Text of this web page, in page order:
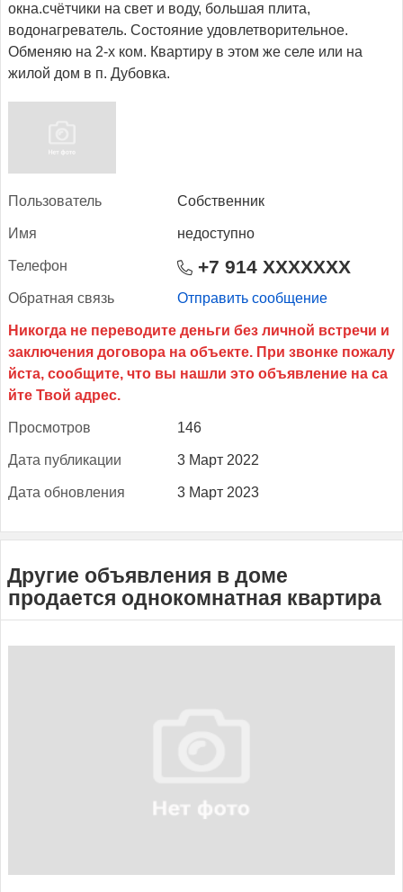
окна.счётчики на свет и воду, большая плита,
водонагреватель. Состояние удовлетворительное.
Обменяю на 2-х ком. Квартиру в этом же селе или на
жилой дом в п. Дубовка.
Поль­зо­ватель Собственник
Имя недоступно
Те­лефон +7 914 XXXXXXX
Об­ратная связь Отправить сообщение
Прос­мотров 146
Да­та пуб­ли­кации 3 Март 2022
Да­та об­новле­ния 3 Март 2023
Другие объявления в доме
продается однокомнатная квартира